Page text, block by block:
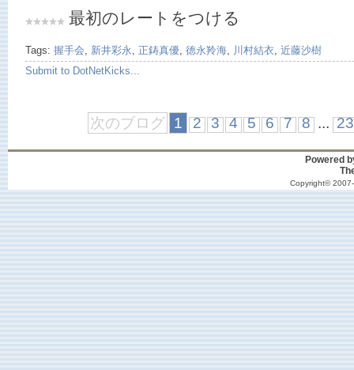
最初のレートをつける
Tags: 握手会, 新井彩永, 正鋳真優, 徳永羚海, 川村結衣, 近藤沙樹
Submit to DotNetKicks...
次のブログ 1 2 3 4 5 6 7 8 ... 23
Powered
Copyright©